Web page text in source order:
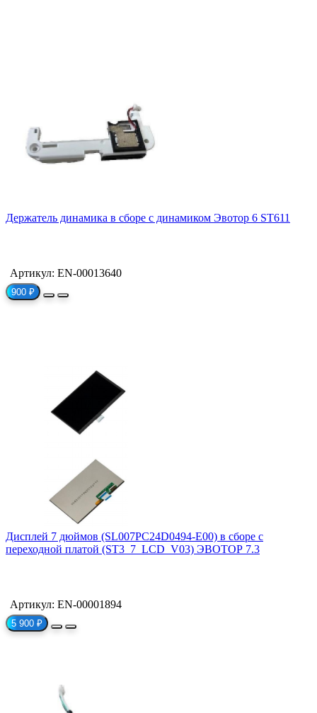
Держатель динамика в сборе с динамиком Эвотор 6 ST611
Артикул: EN-00013640
900 ₽
Дисплей 7 дюймов (SL007PC24D0494-E00) в сборе с
переходной платой (ST3_7_LCD_V03) ЭВОТОР 7.3
Артикул: EN-00001894
5 900 ₽